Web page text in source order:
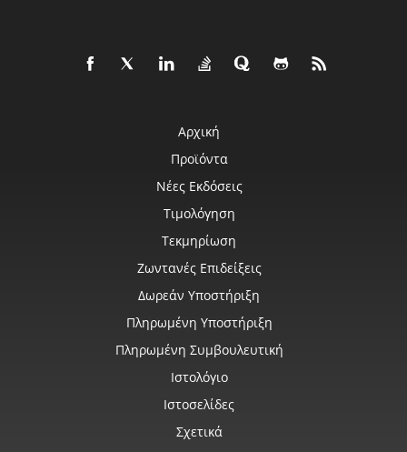
Αρχική
Προϊόντα
Νέες Εκδόσεις
Τιμολόγηση
Τεκμηρίωση
Ζωντανές Επιδείξεις
Δωρεάν Υποστήριξη
Πληρωμένη Υποστήριξη
Πληρωμένη Συμβουλευτική
Ιστολόγιο
Ιστοσελίδες
Σχετικά